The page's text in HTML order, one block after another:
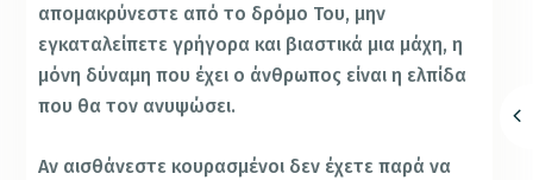
απομακρύνεστε από το δρόμο Του, μην
εγκαταλείπετε γρήγορα και βιαστικά μια μάχη, η
μόνη δύναμη που έχει ο άνθρωπος είναι η ελπίδα
που θα τον ανυψώσει.
Αν αισθάνεστε κουρασμένοι δεν έχετε παρά να